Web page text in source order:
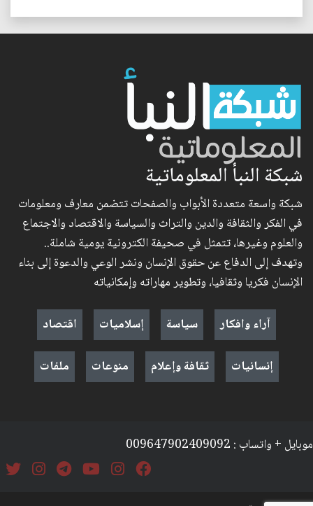
شبكة النبأ المعلوماتية
شبكة واسعة متعددة الأبواب والصفحات تتضمن معارف ومعلومات
في الفكر والثقافة والدين والتراث والسياسة والاقتصاد والاجتماع
والعلوم وغيرها، تتمثل في صحيفة الكترونية يومية شاملة..
وتهدف إلى الدفاع عن حقوق الإنسان ونشر الوعي والدعوة إلى بناء
الإنسان فكريا وثقافيا، وتطوير مهاراته وإمكانياته
آراء وافكار
سياسة إسلاميات
اقتصاد
إنسانيات
ثقافة وإعلام منوعات ملفات
موبايل + واتساب : 009647902409092